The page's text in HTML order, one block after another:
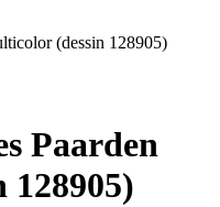
(dessin 128905)
Paarden